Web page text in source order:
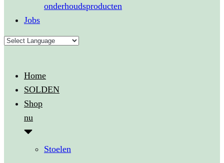
onderhoudsproducten
Jobs
Home
SOLDEN
Shop
nu
Stoelen